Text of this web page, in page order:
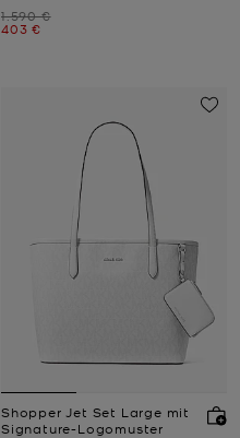
Zuvor
1.590 €
Jetzt
403 €
Shopper Jet Set Large mit
Signature-Logomuster